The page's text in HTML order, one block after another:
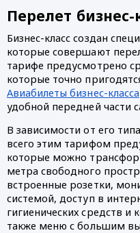
Перелет бизнес-
Бизнес-класс создан
которые совершают
тарифе предусмотрено
Авиабилеты бизнес-класса
удобной передней части
В зависимости от его
всего этим тарифом
которые можно
метра свободного
встроенные розетки,
системой, доступ в
гигиенических средств и
также меню с большим